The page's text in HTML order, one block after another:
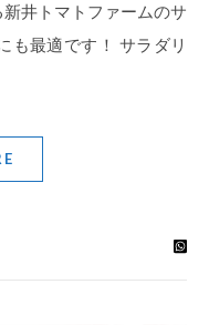
も最適です！ サラダリ